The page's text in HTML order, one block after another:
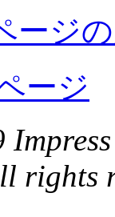
ージ
ージ
rights